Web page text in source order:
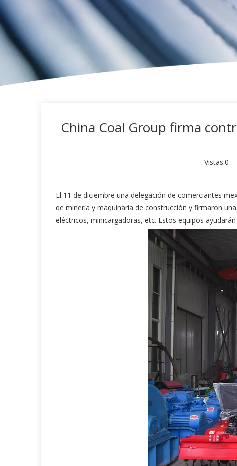
China Coal Group firma
Vistas:0
El 11 de diciembre una delegación de comerciantes
de minería y maquinaria de construcción y firmaron
eléctricos, minicargadoras, etc. Estos equipos